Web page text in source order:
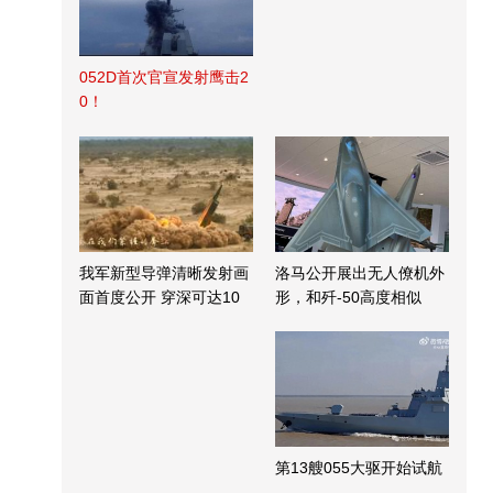
052D首次官宣发射鹰击2
0！
我军新型导弹清晰发射画
面首度公开 穿深可达10
洛马公开展出无人僚机外
形，和歼-50高度相似
第13艘055大驱开始试航